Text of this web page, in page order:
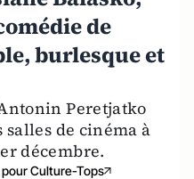
de
burlesque et
Peretjatko
salles de cinéma à
décembre.
Culture-Tops